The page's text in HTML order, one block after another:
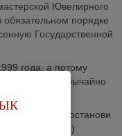
Ювелирного
порядке
Государственной
года, а потому
для нас необычайно
N 3 до постанови
1994 р. N 172)